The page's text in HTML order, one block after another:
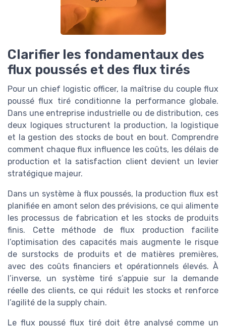
Clarifier les fondamentaux des
flux poussés et des flux tirés
Pour un chief logistic officer, la maîtrise du couple flux
poussé flux tiré conditionne la performance globale.
Dans une entreprise industrielle ou de distribution, ces
deux logiques structurent la production, la logistique
et la gestion des stocks de bout en bout. Comprendre
comment chaque flux influence les coûts, les délais de
production et la satisfaction client devient un levier
stratégique majeur.
Dans un système à flux poussés, la production flux est
planifiée en amont selon des prévisions, ce qui alimente
les processus de fabrication et les stocks de produits
finis. Cette méthode de flux production facilite
l’optimisation des capacités mais augmente le risque
de surstocks de produits et de matières premières,
avec des coûts financiers et opérationnels élevés. À
l’inverse, un système tiré s’appuie sur la demande
réelle des clients, ce qui réduit les stocks et renforce
l’agilité de la supply chain.
Le flux poussé flux tiré doit être analysé comme un